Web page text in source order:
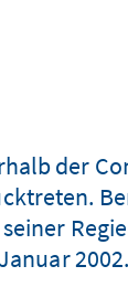
der
2002.